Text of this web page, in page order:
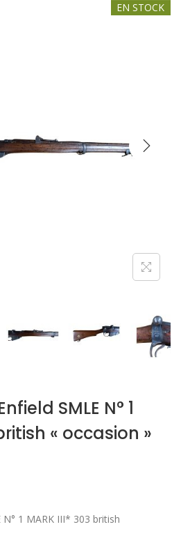
EN STOCK
SMLE N° 1
« occasion »
N° 1 MARK III* 303 british